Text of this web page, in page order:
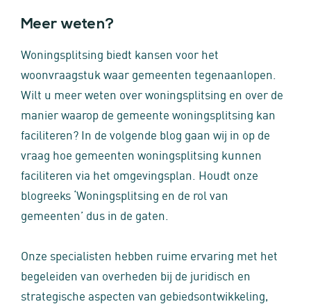
Meer weten?
Woningsplitsing biedt kansen voor het
woonvraagstuk waar gemeenten tegenaanlopen.
Wilt u meer weten over woningsplitsing en over de
manier waarop de gemeente woningsplitsing kan
faciliteren? In de volgende blog gaan wij in op de
vraag hoe gemeenten woningsplitsing kunnen
faciliteren via het omgevingsplan. Houdt onze
blogreeks ‘Woningsplitsing en de rol van
gemeenten’ dus in de gaten.
Onze specialisten hebben ruime ervaring met het
begeleiden van overheden bij de juridisch en
strategische aspecten van gebiedsontwikkeling,